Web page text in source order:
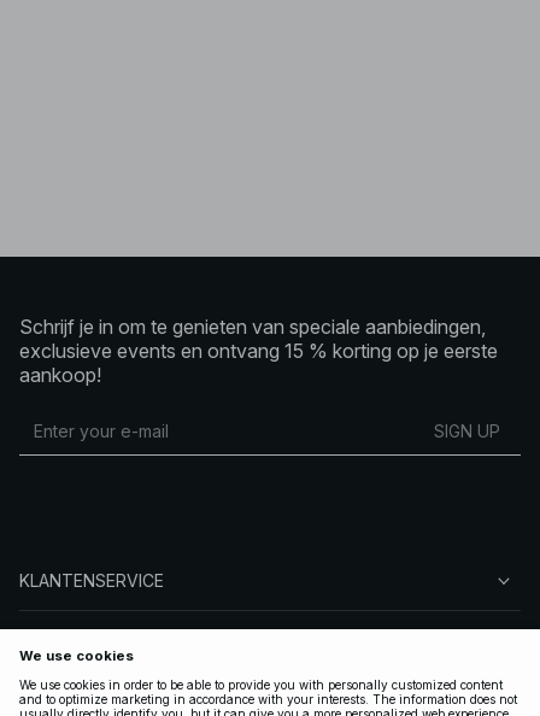
Schrijf je in om te genieten van speciale aanbiedingen,
exclusieve events en ontvang 15 % korting op je eerste
aankoop!
SIGN UP
KLANTENSERVICE
VOLG ONS